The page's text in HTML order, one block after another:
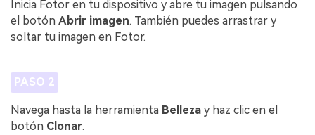
Inicia Fotor en tu dispositivo y abre tu imagen pulsando
el botón Abrir imagen. También puedes arrastrar y
soltar tu imagen en Fotor.
PASO 2
Navega hasta la herramienta Belleza y haz clic en el
botón Clonar.